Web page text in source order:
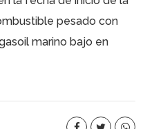
pesado con
marino bajo en